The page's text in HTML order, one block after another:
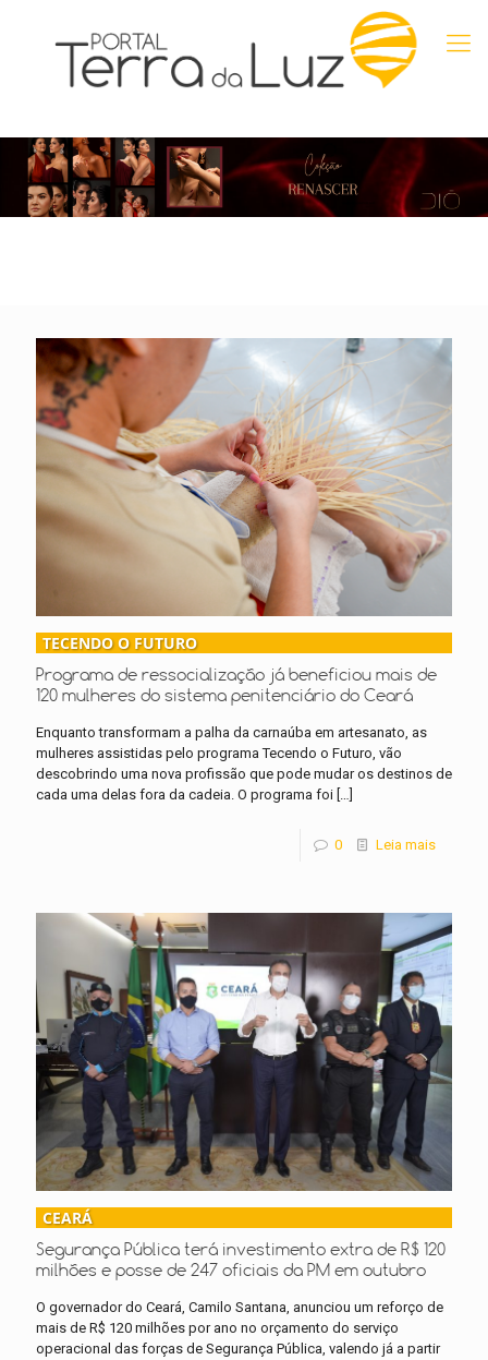
TECENDO O FUTURO
Programa de ressocialização já beneficiou mais de
120 mulheres do sistema penitenciário do Ceará
Enquanto transformam a palha da carnaúba em artesanato, as
mulheres assistidas pelo programa Tecendo o Futuro, vão
descobrindo uma nova profissão que pode mudar os destinos de
cada uma delas fora da cadeia. O programa foi […]
0 Leia mais
CEARÁ
Segurança Pública terá investimento extra de R$ 120
milhões e posse de 247 oficiais da PM em outubro
O governador do Ceará, Camilo Santana, anunciou um reforço de
mais de R$ 120 milhões por ano no orçamento do serviço
operacional das forças de Segurança Pública, valendo já a partir